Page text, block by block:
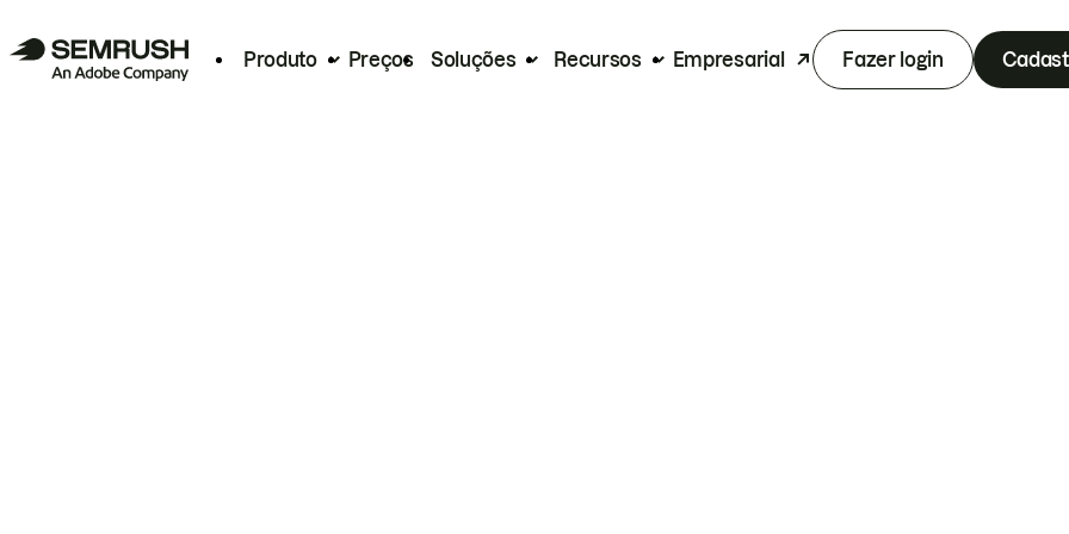
Produto Preços Soluções Recursos Empresarial Fazer login